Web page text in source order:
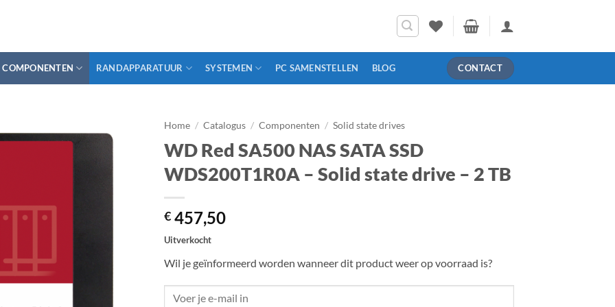
COMPONENTEN RANDAPPARATUUR SYSTEMEN PC SAMENSTELLEN BLOG CONTACT
Home / Catalogus / Componenten / Solid state drives
WD Red SA500 NAS SATA SSD
WDS200T1R0A – Solid state drive – 2 TB
€ 457,50
Uitverkocht
Wil je geïnformeerd worden wanneer dit product weer op voorraad is?